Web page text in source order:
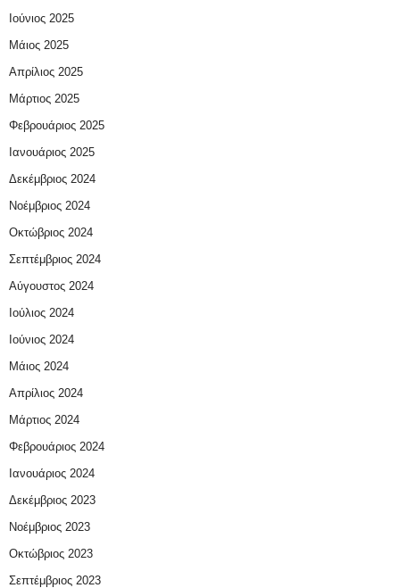
Ιούνιος 2025
Μάιος 2025
Απρίλιος 2025
Μάρτιος 2025
Φεβρουάριος 2025
Ιανουάριος 2025
Δεκέμβριος 2024
Νοέμβριος 2024
Οκτώβριος 2024
Σεπτέμβριος 2024
Αύγουστος 2024
Ιούλιος 2024
Ιούνιος 2024
Μάιος 2024
Απρίλιος 2024
Μάρτιος 2024
Φεβρουάριος 2024
Ιανουάριος 2024
Δεκέμβριος 2023
Νοέμβριος 2023
Οκτώβριος 2023
Σεπτέμβριος 2023